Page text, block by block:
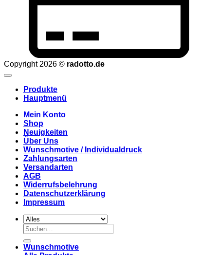
Copyright 2026 © radotto.de
Produkte
Hauptmenü
Mein Konto
Shop
Neuigkeiten
Über Uns
Wunschmotive / Individualdruck
Zahlungsarten
Versandarten
AGB
Widerrufsbelehrung
Datenschutzerklärung
Impressum
Suchen
nach:
Wunschmotive